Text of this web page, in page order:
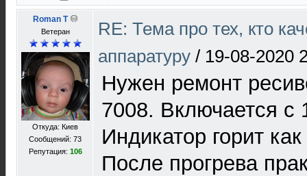
Roman T
Ветеран
Откуда: Киев
Сообщений: 73
Репутация: 106
RE: Тема про тех, кто
аппаратуру / 19-08-2020
Нужен ремонт
7008. Включается
Индикатор горит
После прогрева